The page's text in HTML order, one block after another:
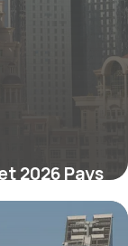
2026 Pays